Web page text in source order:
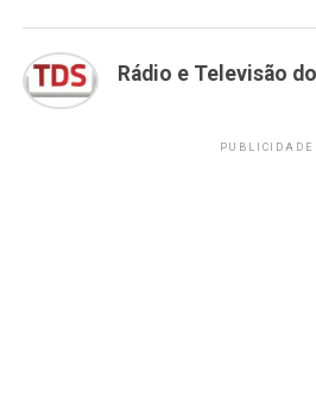
Rádio e Televisão
PUBLICIDADE